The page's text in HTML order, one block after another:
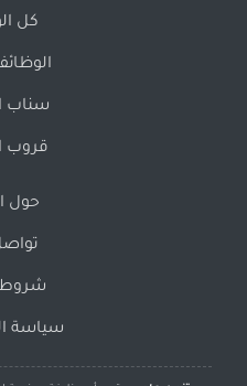
كل
سناب
قروب
حول
شروط
سياسة